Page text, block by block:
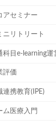
アセミナー
ニリトリート
科目e-learning運
評価
連携教育(IPE)
ム医療入門